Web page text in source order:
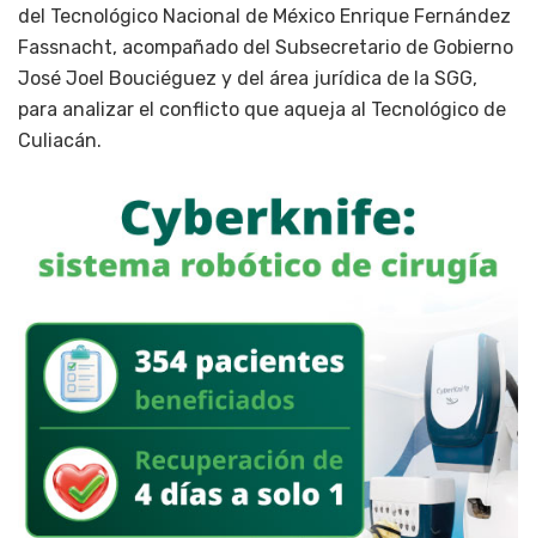
del Tecnológico Nacional de México Enrique Fernández
Fassnacht, acompañado del Subsecretario de Gobierno
José Joel Bouciéguez y del área jurídica de la SGG,
para analizar el conflicto que aqueja al Tecnológico de
Culiacán.